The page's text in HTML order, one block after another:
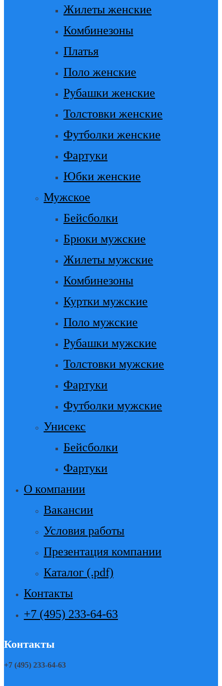
Жилеты женские
Комбинезоны
Платья
Поло женские
Рубашки женские
Толстовки женские
Футболки женские
Фартуки
Юбки женские
Мужское
Бейсболки
Брюки мужские
Жилеты мужские
Комбинезоны
Куртки мужские
Поло мужские
Рубашки мужские
Толстовки мужские
Фартуки
Футболки мужские
Унисекс
Бейсболки
Фартуки
О компании
Вакансии
Условия работы
Презентация компании
Каталог (.pdf)
Контакты
+7 (495) 233-64-63
Контакты
+7 (495) 233-64-63